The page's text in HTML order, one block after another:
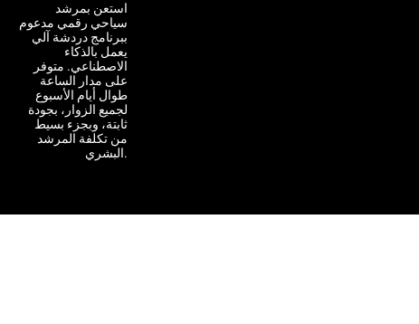
استعن بمرشد
سياحي رقمي مدعوم
ببرنامج دردشة آلي
يعمل بالذكاء
الاصطناعي. متوفر
على مدار الساعة
طوال أيام الأسبوع
لجميع الزوار، بجودة
ثابتة، وبجزء بسيط
من تكلفة المرشد
البشري.